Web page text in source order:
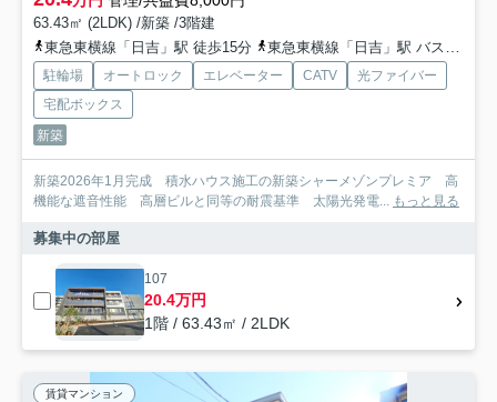
63.43㎡ (2LDK) /新築 /3階建
東急東横線「日吉」駅 徒歩15分
東急東横線「日吉」駅 バス5分 東急バス「グランド前」 停歩1分
駐輪場 オートロック エレベーター CATV
光ファイバー
宅配ボックス
新築
新築2026年1月完成 積水ハウス施工の新築シャーメゾンプレミア 高
機能な遮音性能 高層ビルと同等の耐震基準 太陽光発電... もっと見る
募集中の部屋
107
20.4万円
1階 / 63.43㎡ / 2LDK
賃貸マンション